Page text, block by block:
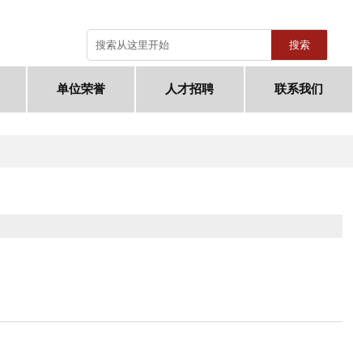
搜索
单位荣誉 人才招聘 联系我们